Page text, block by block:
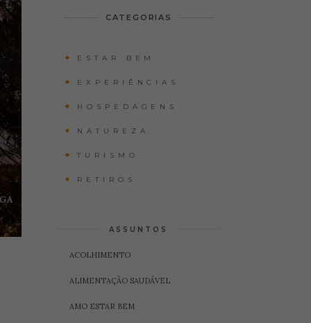
CATEGORIAS
ESTAR BEM
EXPERIÊNCIAS
HOSPEDAGENS
NATUREZA
TURISMO
RETIROS
ASSUNTOS
ACOLHIMENTO
ALIMENTAÇÃO SAUDÁVEL
AMO ESTAR BEM